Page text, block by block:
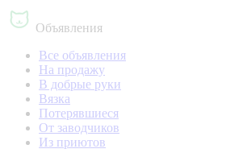
Объявления
Все объявления
На продажу
В добрые руки
Вязка
Потерявшиеся
От заводчиков
Из приютов